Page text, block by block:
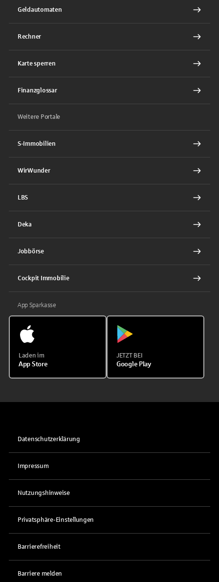
Geldautomaten
Rechner
Karte sperren
Finanzglossar
Weitere Portale
S-Immobilien
WirWunder
LBS
Deka
Jobbörse
Cockpit Immobilie
App Sparkasse
Laden im
App Store
JETZT BEI
Google Play
Datenschutzerklärung
Impressum
Nutzungshinweise
Privatsphäre-Einstellungen
Barrierefreiheit
Barriere melden